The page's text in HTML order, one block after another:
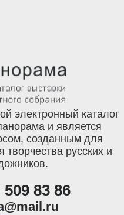
электронный каталог
и является
созданным для
творчества русских и
83 86